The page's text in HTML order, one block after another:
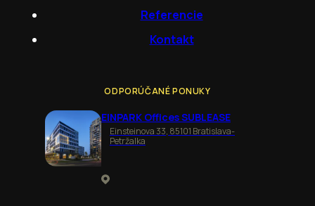
Referencie
Kontakt
ODPORÚČANÉ PONUKY
EINPARK Offices SUBLEASE
Einsteinova 33, 85101 Bratislava-
Petržalka